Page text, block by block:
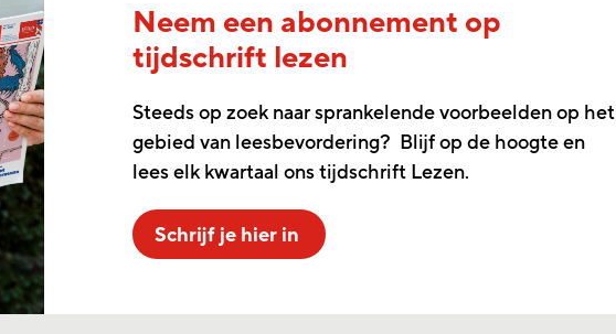
Neem een abonnement op
tijdschrift lezen
Steeds op zoek naar sprankelende voorbeelden op het
gebied van leesbevordering? Blijf op de hoogte en
lees elk kwartaal ons tijdschrift Lezen.
Schrijf je hier in